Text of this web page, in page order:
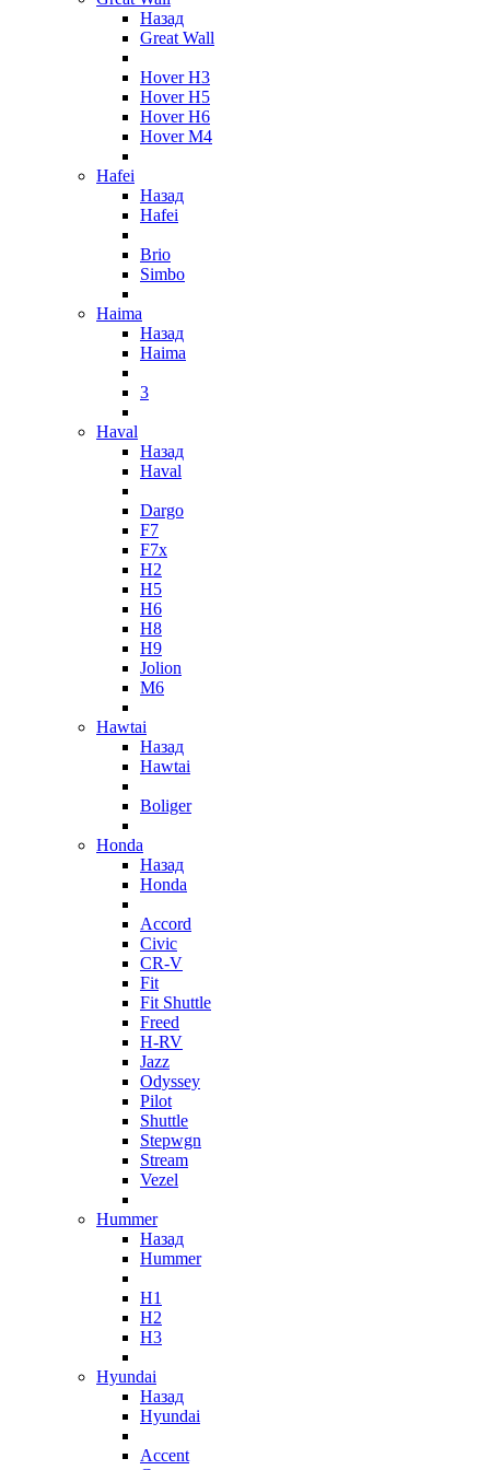
Назад
Great Wall
Hover H3
Hover H5
Hover H6
Hover M4
Hafei
Назад
Hafei
Brio
Simbo
Haima
Назад
Haima
3
Haval
Назад
Haval
Dargo
F7
F7x
H2
H5
H6
H8
H9
Jolion
M6
Hawtai
Назад
Hawtai
Boliger
Honda
Назад
Honda
Accord
Civic
CR-V
Fit
Fit Shuttle
Freed
H-RV
Jazz
Odyssey
Pilot
Shuttle
Stepwgn
Stream
Vezel
Hummer
Назад
Hummer
H1
H2
H3
Hyundai
Назад
Hyundai
Accent